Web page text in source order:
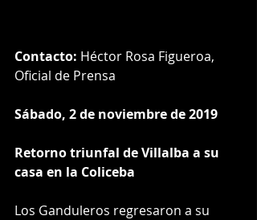
Contacto: Héctor Rosa Figueroa,
Oficial de Prensa
Sábado, 2 de noviembre de 2019
Retorno triunfal de Villalba a su
casa en la Coliceba
Los Ganduleros regresaron a su